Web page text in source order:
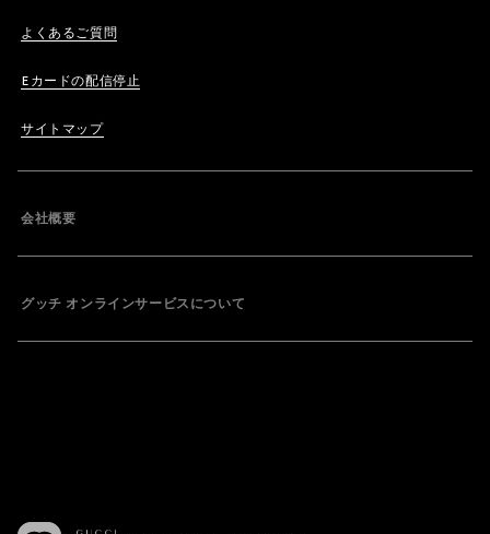
よくあるご質問
Eカードの配信停止
サイトマップ
会社概要
グッチ オンラインサービスについて